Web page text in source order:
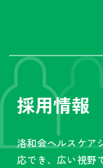
上記につい
絡のうえ、
断りすること
特定の患者、
採用情報
洛和会ヘルスケア
応でき、広い視野